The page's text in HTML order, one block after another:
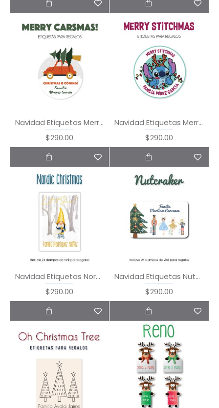
Navidad Etiquetas Merry CarsMas
$290.00
Navidad Etiquetas Merry Stitchmas
$290.00
Navidad Etiquetas Nordic Christmas
$290.00
Navidad Etiquetas Nutcracker
$290.00